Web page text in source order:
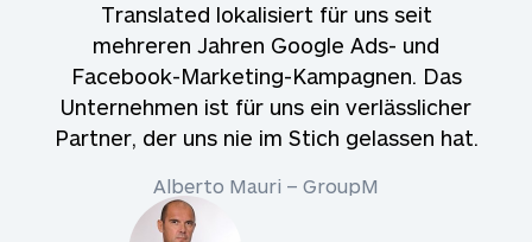
Translated lokalisiert für uns seit
mehreren Jahren Google Ads- und
Facebook-Marketing-Kampagnen. Das
Unternehmen ist für uns ein verlässlicher
Partner, der uns nie im Stich gelassen hat.
Alberto Mauri – GroupM